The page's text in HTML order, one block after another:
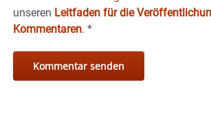
unseren Leitfaden für die
Kommentaren. *